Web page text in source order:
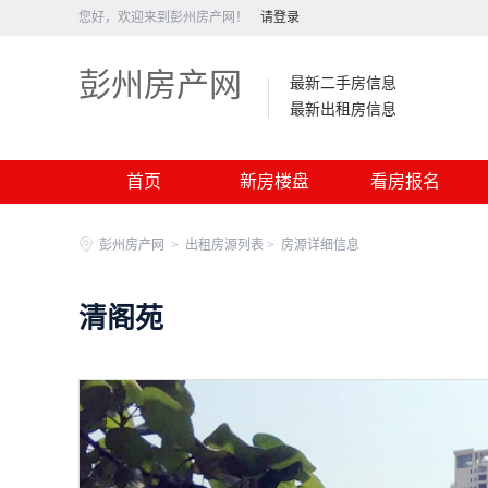
您好，欢迎来到彭州房产网！ 请登录
彭州房产网
最新二手房信息
最新出租房信息
首页 新房楼盘 看房报名
彭州房产网 > 出租房源列表 > 房源详细信息
清阁苑